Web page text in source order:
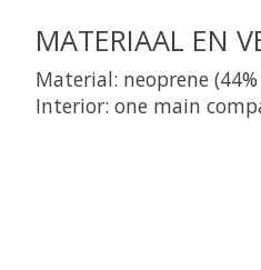
MATERIAAL EN
Material: neoprene
Interior: one main